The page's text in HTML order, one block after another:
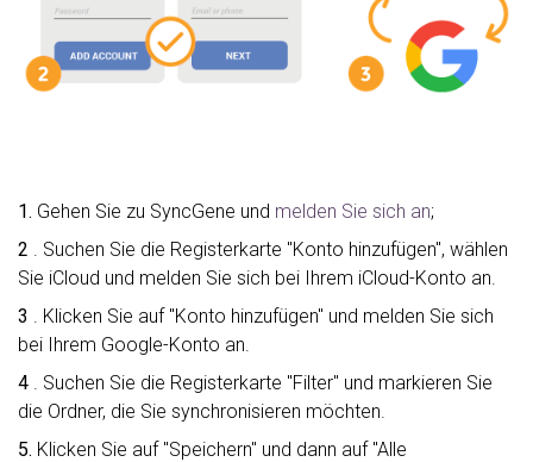
1. Gehen Sie zu SyncGene und melden Sie sich an;
2 . Suchen Sie die Registerkarte "Konto hinzufügen", wählen
Sie iCloud und melden Sie sich bei Ihrem iCloud-Konto an.
3
. Klicken Sie auf "Konto hinzufügen" und melden Sie sich
bei Ihrem Google-Konto an.
4 . Suchen Sie die Registerkarte "Filter" und markieren Sie
die Ordner, die Sie synchronisieren möchten.
5. Klicken Sie auf "Speichern" und dann auf "Alle